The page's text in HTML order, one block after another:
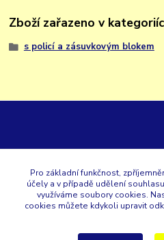
Zboží zařazeno v
s policí a zásuvkovým blokem
+420 353 567 257
Pro základní funkčnost,
účely a v případě udělení
využíváme soubory cookies.
cookies můžete kdykoli upravit